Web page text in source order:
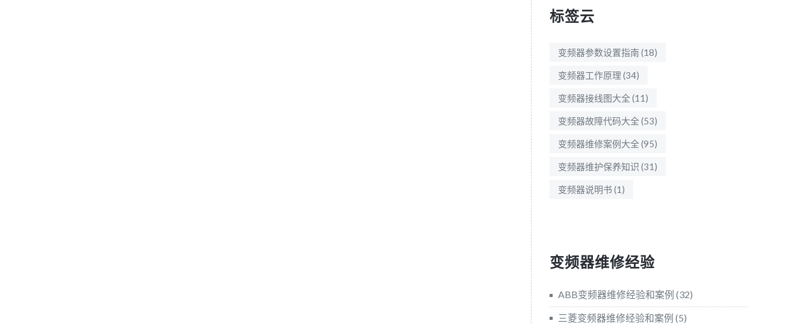
标签云
变频器参数设置指南 (18)
变频器工作原理 (34)
变频器接线图大全(11)
变频器故障代码大全(53)
变频器维修案例大全(95)
变频器维护保养知识 (31)
变频器说明书 (1)
变频器维修经验
ABB变频器维修经验和案例 (32)
三菱变频器维修经验和案例 (5)